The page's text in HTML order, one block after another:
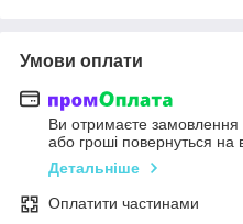
Умови оплати
Ви отримаєте замовлення
або гроші повернуться на
Детальніше
Оплатити частинами